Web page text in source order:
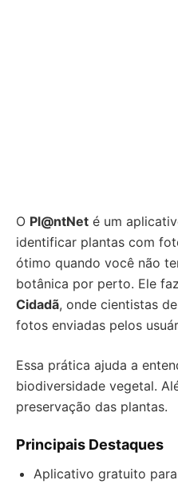
O Pl@ntNet é um
identificar plantas com
ótimo quando você não
botânica por perto. Ele
Cidadã, onde cientistas
fotos enviadas pelos
Essa prática ajuda a
biodiversidade vegetal.
preservação das plantas.
Principais Destaques
Aplicativo gratuito para